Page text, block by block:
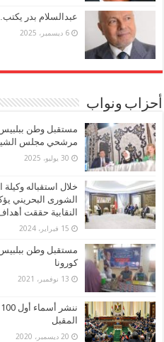
عبدالسلام بدر
6 ديسمبر، 2025
أحزاب ونواب
مستقبل وطن
مرشحي مجلس
30 يوليو، 2025
خلال استقباله
الشورى البحريني
النقابية حققت
15 فبراير، 2024
مستقبل وطن ببلبيس
كورونا
13 نوفمبر، 2021
المقبل
20 ديسمبر، 2020